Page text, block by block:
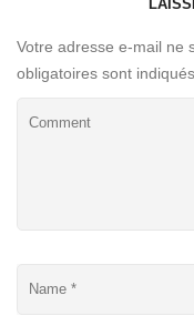
Votre adresse e-mail ne
obligatoires sont